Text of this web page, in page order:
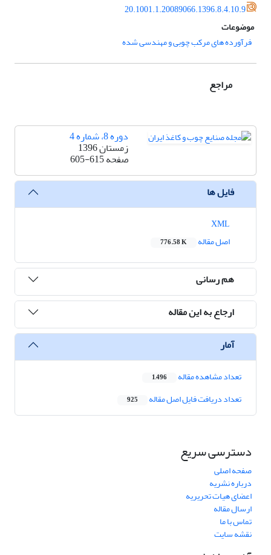
20.1001.1.20089066.1396.8.4.10.9
موضوعات
فرآورده های مرکب چوبی و مهندسی شده
مراجع
دوره 8، شماره 4
زمستان 1396
صفحه605-615
فایل ها
اصل مقاله
776.58 K
هم رسانی
ارجاع به این مقاله
آمار
تعداد مشاهده مقاله 1,496
تعداد دریافت فایل اصل مقاله 925
دسترسی سریع
صفحه اصلی
درباره نشریه
اعضای هیات تحریریه
ارسال مقاله
تماس با ما
نقشه سایت